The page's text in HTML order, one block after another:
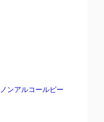
ンアルコールビー